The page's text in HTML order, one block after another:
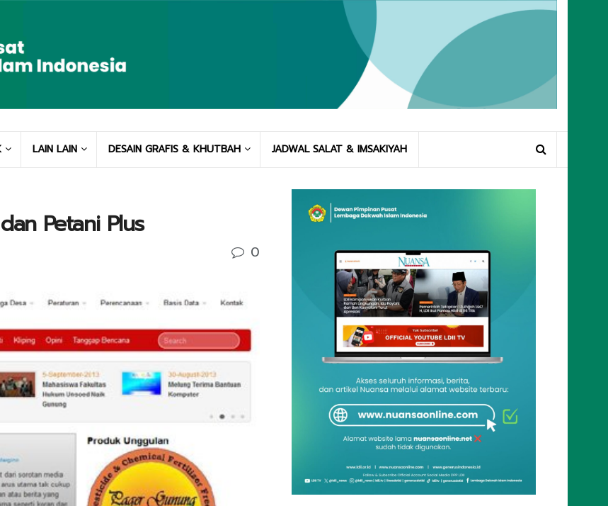
LAIN LAIN DESAIN GRAFIS & KHUTBAH JADWAL SALAT & IMSAKIYAH
Petani Plus
0